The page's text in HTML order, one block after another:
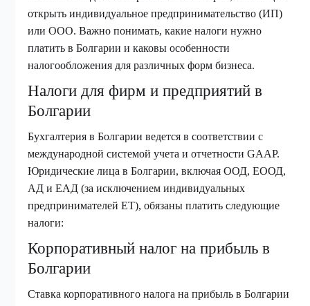
открыть индивидуальное предпринимательство (ИП)
или ООО. Важно понимать, какие налоги нужно
платить в Болгарии и каковы особенности
налогообложения для различных форм бизнеса.
Налоги для фирм и предприятий в
Болгарии
Бухгалтерия в Болгарии ведется в соответствии с
международной системой учета и отчетности GAAP.
Юридические лица в Болгарии, включая ООД, ЕООД,
АД и ЕАД (за исключением индивидуальных
предпринимателей ЕТ), обязаны платить следующие
налоги:
Корпоративный налог на прибыль в
Болгарии
Ставка корпоративного налога на прибыль в Болгарии